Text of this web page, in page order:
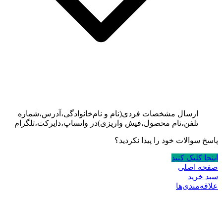
ارسال مشخصات فردی(نام‌ و نام‌خانوادگی،آدرس،شماره
تلفن،نام محصول،فیش واریزی)در واتساپ،دایرکت،تلگرام
پاسخ سوالات خود را پیدا نکردید؟
اینجا کلیک کنید
صفحه اصلی
سبد خرید
علاقه‌مندی‌ها